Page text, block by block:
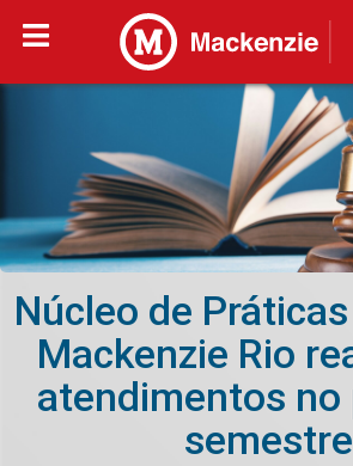
Núcleo de
Mackenzie Rio
atendimentos no
semestre